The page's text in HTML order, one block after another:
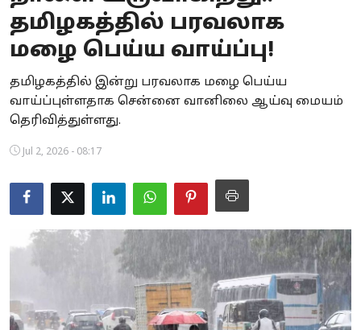
Business
Crime
Tamilnadu
National
Astrology
Spirituality
Weather
Politics
தமிழகத்தில் பரவலாக
மழை பெய்ய வாய்ப்பு!
தமிழகத்தில் இன்று பரவலாக மழை பெய்ய
வாய்ப்புள்ளதாக சென்னை வானிலை ஆய்வு மையம்
தெரிவித்துள்ளது.
Jul 2, 2026 - 08:17